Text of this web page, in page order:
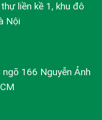
liền kề 1, khu đô
Nội
166 Nguyễn Ảnh